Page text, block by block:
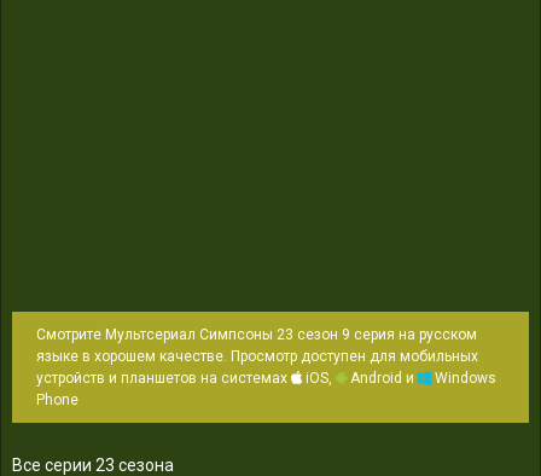
Смотрите Мультсериал Симпсоны 23 сезон 9 серия на русском
языке в хорошем качестве. Просмотр доступен для мобильных
устройств и планшетов на системах
iOS, Android и
Windows
Phone
Все серии 23 сезона